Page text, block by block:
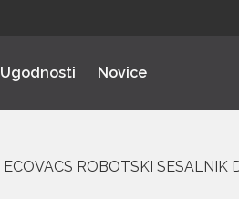
Ugodnosti Novice
ECOVACS ROBOTSKI SESALNIK